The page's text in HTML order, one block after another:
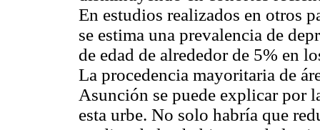
En estudios realizados en otros
se estima una prevalencia de
de edad de alrededor de 5% en
La procedencia mayoritaria de
Asunción se puede explicar por
esta urbe. No solo habría que